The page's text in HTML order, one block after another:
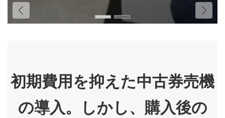
初期費用を抑えた中古券売機
の導入。しかし、購入後の